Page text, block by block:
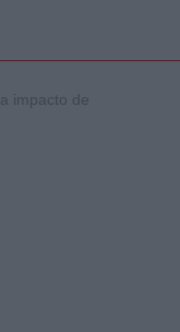
impacto de